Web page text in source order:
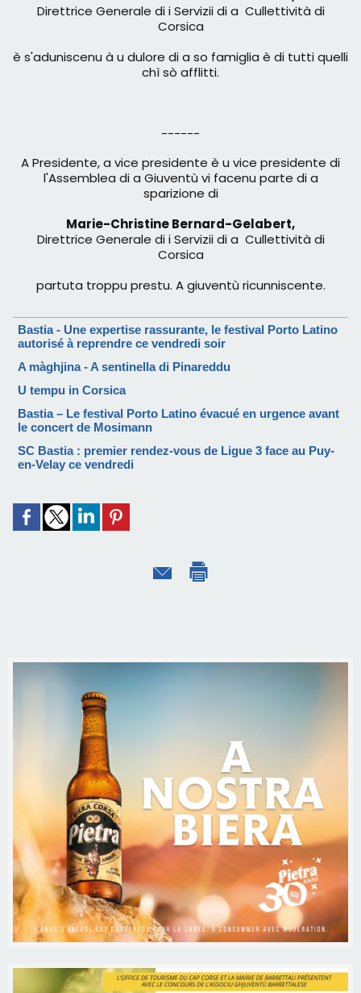
Direttrice Generale di i Servizii di a Cullettività di
Corsica
è s'aduniscenu à u dulore di a so famiglia è di tutti quelli
chì sò afflitti.
------
A Presidente, a vice presidente è u vice presidente di
l'Assemblea di a Giuventù vi facenu parte di a
sparizione di
Marie-Christine Bernard-Gelabert,
Direttrice Generale di i Servizii di a Cullettività di
Corsica
partuta troppu prestu. A giuventù ricunniscente.
Bastia - Une expertise rassurante, le festival Porto Latino
autorisé à reprendre ce vendredi soir
A màghjina - A sentinella di Pinareddu
U tempu in Corsica
Bastia – Le festival Porto Latino évacué en urgence avant
le concert de Mosimann
SC Bastia : premier rendez-vous de Ligue 3 face au Puy-
en-Velay ce vendredi